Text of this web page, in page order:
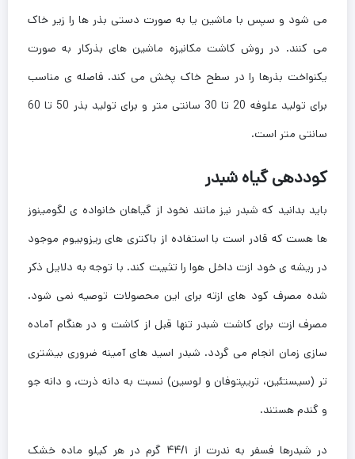
می شود و سپس با ماشین یا به صورت دستی بذر ها را زیر خاک
می کنند. در روش کاشت مکانیزه ماشین های بذرکار به صورت
یکنواخت بذرها را در سطح خاک پخش می کند. فاصله ی مناسب
برای تولید علوفه 20 تا 30 سانتی متر و برای تولید بذر 50 تا 60
سانتی متر است.
کوددهی گیاه شبدر
باید بدانید که شبدر نیز مانند نخود از گیاهان خانواده ی لگومینوز
ها هست که قادر است با استفاده از باکتری های ریزوبیوم موجود
در ریشه ی خود ازت داخل هوا را تثبیت کند. با توجه به دلایل ذکر
شده مصرف کود های ازته برای این محصولات توصیه نمی شود.
مصرف ازت برای کاشت شبدر تنها قبل از کاشت و در هنگام آماده
سازی زمان انجام می گردد. شبدر اسید های آمینه ضروری بیشتری
تر (سیستئین، تریپتوفان و لوسین) نسبت به دانه ذرت، و دانه جو
و گندم هستند.
در شبدرها فسفر به ندرت از ۴۴/۱ گرم در هر کیلو ماده خشک